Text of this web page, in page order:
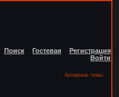
Поиск Гостевая
Регистрация
Войти
Активные темы